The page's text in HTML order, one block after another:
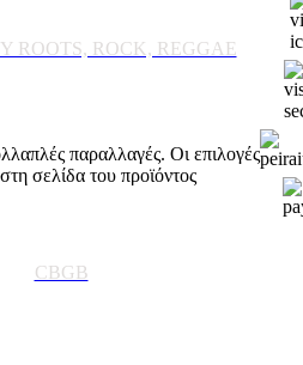
ROOTS, ROCK, REGGAE
παραλλαγές. Οι επιλογές
σελίδα του προϊόντος
CBGB